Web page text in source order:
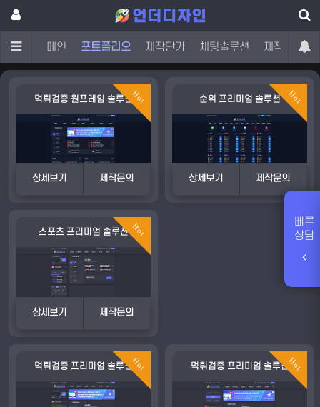
메인 포트폴리오 제작단가 채팅솔루션 제작문의
Hot
먹튀검증 원프레임 솔루션
상세보기 제작문의
Hot
순위 프리미엄 솔루션
상세보기 제작문의
Hot
스포츠 프리미엄 솔루션
상세보기 제작문의
Hot
먹튀검증 프리미엄 솔루션 Hot
먹튀검증 프리미엄 솔루션
빠른
상담